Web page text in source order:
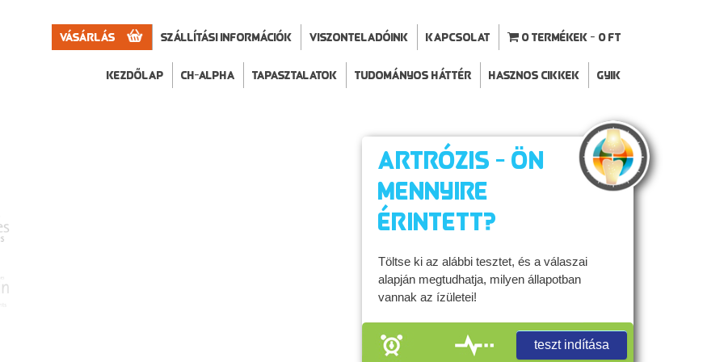
Vásárlás Szállítási információk VISZONTELADÓINK Kapcsolat 0 termékek 0 Ft
Kezdőlap CH-Alpha Tapasztalatok Tudományos háttér Hasznos cikkek GYIK
Artrózis - Ön
mennyire
érintett?
Töltse ki az alábbi tesztet, és a válaszai
alapján megtudhatja, milyen állapotban
vannak az ízületei!
teszt indítása